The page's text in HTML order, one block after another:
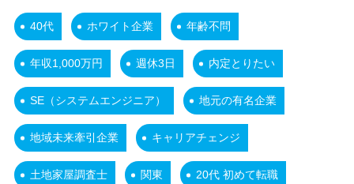
40代 ホワイト企業 年齢不問
年収1,000万円 週休3日 内定とりたい
SE（システムエンジニア） 地元の有名企業
地域未来牽引企業 キャリアチェンジ
土地家屋調査士 関東 20代 初めて転職